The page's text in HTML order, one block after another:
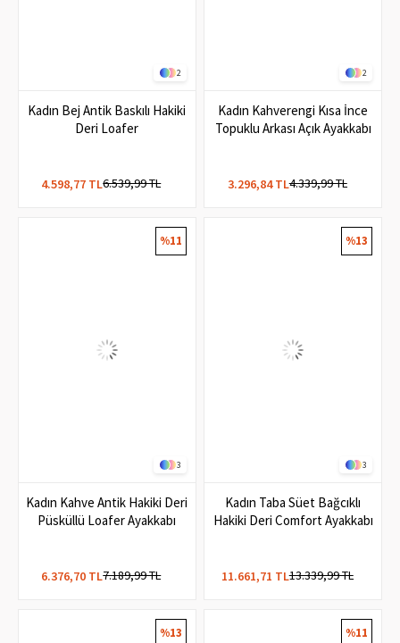
2
Kadın Bej Antik Baskılı Hakiki
Deri Loafer
4.598,77 TL6.539,99 TL
2
Kadın Kahverengi Kısa İnce
Topuklu Arkası Açık Ayakkabı
3.296,84 TL4.339,99 TL
3
Kadın Kahve Antik Hakiki Deri
Püsküllü Loafer Ayakkabı
6.376,70 TL7.189,99 TL
%11
3
Kadın Taba Süet Bağcıklı
Hakiki Deri Comfort Ayakkabı
11.661,71 TL13.339,99 TL
%13
%13 %11